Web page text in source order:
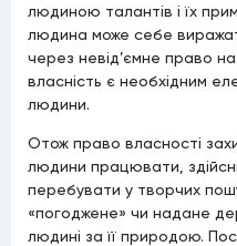
людиною талантів і їх
людина може себе
через невід’ємне право
власність є необхідним
людини.
Отож право власності
людини працювати,
перебувати у творчих
«погоджене» чи надане
людині за її природою.